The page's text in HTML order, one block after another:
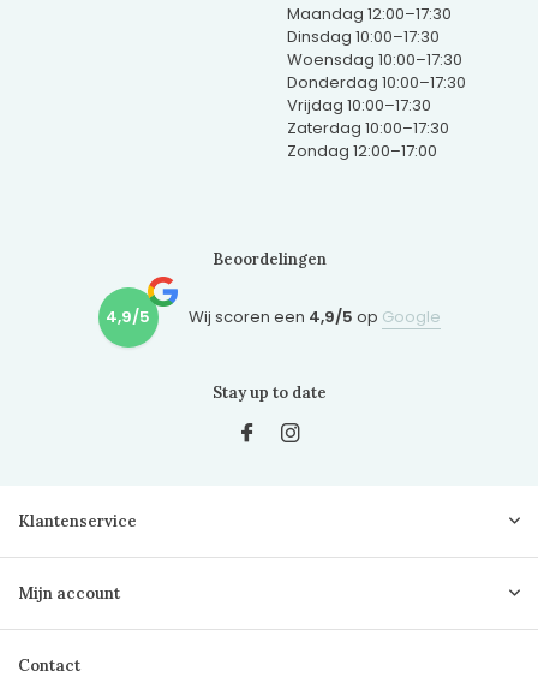
Maandag 12:00–17:30
Dinsdag 10:00–17:30
Woensdag 10:00–17:30
Donderdag 10:00–17:30
Vrijdag 10:00–17:30
Zaterdag 10:00–17:30
Zondag 12:00–17:00
Beoordelingen
4,9/5 Wij scoren een 4,9/5 op Google
Stay up to date
Klantenservice
Mijn account
Contact